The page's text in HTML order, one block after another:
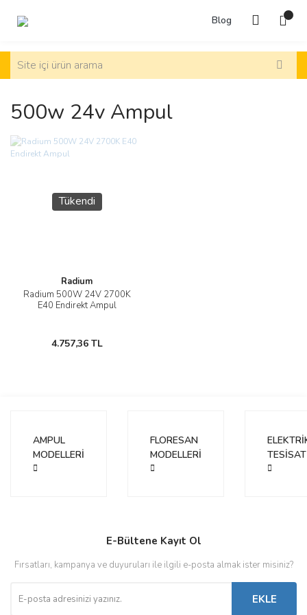
Blog
500w 24v Ampul
Tükendi
Radium
Radium 500W 24V 2700K
E40 Endirekt Ampul
4.757,36 TL
AMPUL
MODELLERİ
FLORESAN
MODELLERİ
TESİSAT
E-Bültene Kayıt Ol
Fırsatları, kampanya ve duyuruları ile ilgili e-posta almak ister misiniz?
EKLE